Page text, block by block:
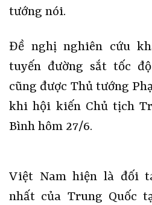
tướng nói.
Đề nghị nghiên cứu
tuyến đường sắt tốc
cũng được Thủ tướng
khi hội kiến Chủ tịch
Bình hôm 27/6.
Việt Nam hiện là đối
nhất của Trung Quốc